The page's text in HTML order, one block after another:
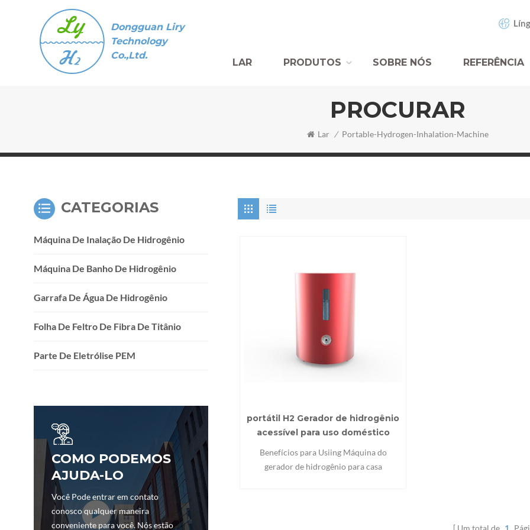
Dongguan Liry
Technology
Co.,Ltd.
LAR PRODUTOS SOBRE NÓS REFERÊNCIA
PROCURAR
Lar / Portable-Hydrogen-Inhalation-Machine
portátil H2 Gerador de hidrogênio
acessível para uso doméstico
Benefícios para Usiing Máquina do
gerador de hidrogênio para casa
CATEGORIAS
Máquina De Inalação De Hidrogênio
Máquina De Banho De Hidrogênio
Garrafa De Água De Hidrogênio
Folha De Feltro De Fibra De Titânio
Parte De Eletrólise PEM
COMO PODEMOS
AJUDA-LO
Você Pode entrar em contato
conosco qualquer maneira
conveniente para você. Nós estão